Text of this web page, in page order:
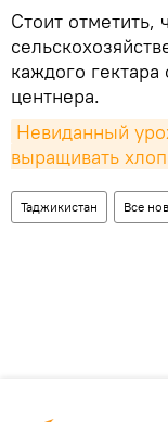
Стоит отметить,
каждого
центнера.
Невиданный
выращивать
Таджикистан Все